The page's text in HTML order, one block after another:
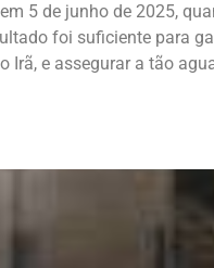
5 de junho de 2025,
foi suficiente para
Irã, e assegurar a tão